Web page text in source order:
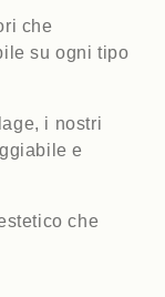
che
su ogni tipo
i nostri
e
che